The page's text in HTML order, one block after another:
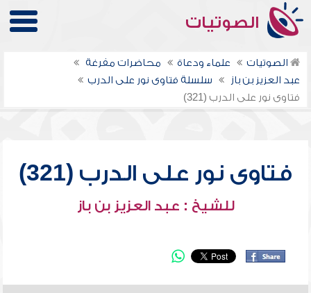
الصوتيات
الصوتيات علماء ودعاة
محاضرات مفرغة
عبد العزيز بن باز
سلسلة فتاوى نور على الدرب
فتاوى نور على الدرب (321)
فتاوى نور على الدرب (321)
للشيخ : عبد العزيز بن باز